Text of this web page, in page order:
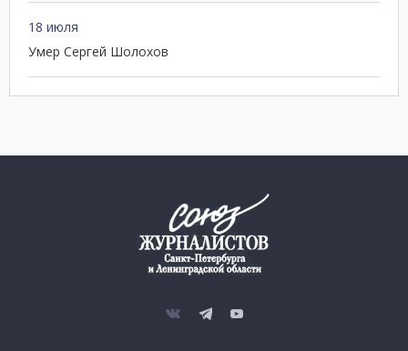
18 июля
Умер Сергей Шолохов